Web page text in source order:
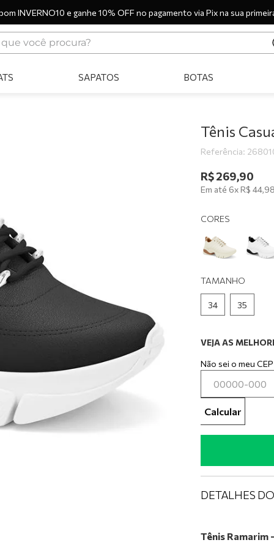
INVERNO10 e ganhe 10% OFF no pagamento via Pix na sua
você procura?
SAPATOS BOTAS
Tênis
Referência:
R$269,90
Em até 6xR$ 44,98
CORES
TAMANHO
34 35
VEJA AS
Não sei o meu CEP
Calcular
DETALHES
Tênis Ramarim
tênis branco
mocassim
º tênis preto